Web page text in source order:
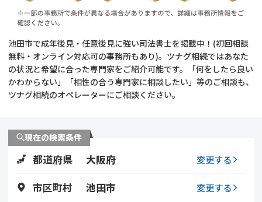
遺言書作成・遺言執行
相続登記
遺留分侵害額請求
相続手続き
費用相場
コラム
相続手続き
遺言
池田市で成年後見・任意後見に強い司法書士を掲載中！(初回相談
無料・オンライン対応可の事務所もあり)。ツナグ相続ではあなた
の状況と希望に合った専門家をご紹介可能です。「何をしたら良い
かわからない」「相性の合う専門家に相談したい」等のご相談も、
ツナグ相続のオペレーターにご相談ください。
現在の検索条件
都道府県 大阪府 変更する
市区町村 池田市 変更する